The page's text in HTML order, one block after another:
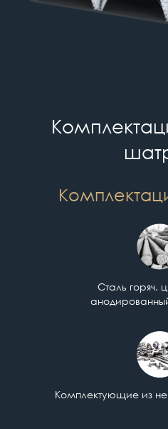
Сталь горяч.
Комплектующие из